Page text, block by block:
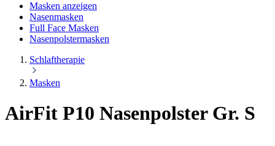
Masken anzeigen
Nasenmasken
Full Face Masken
Nasenpolstermasken
Schlaftherapie
Masken
AirFit P10 Nasenpolster Gr. S